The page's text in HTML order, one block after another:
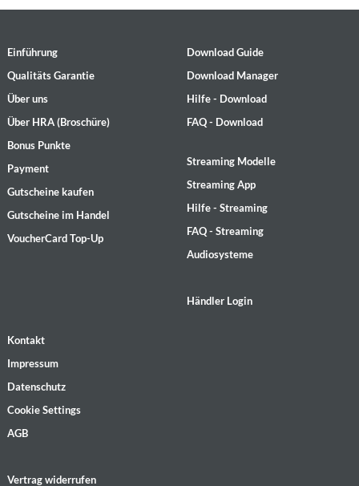
Einführung
Qualitäts Garantie
Über uns
Über HRA (Broschüre)
Bonus Punkte
Payment
Gutscheine kaufen
Gutscheine im Handel
VoucherCard Top-Up
Download Guide
Download Manager
Hilfe - Download
FAQ - Download
Streaming Modelle
Streaming App
Hilfe - Streaming
FAQ - Streaming
Audiosysteme
Händler Login
Kontakt
Impressum
Datenschutz
Cookie Settings
AGB
Vertrag widerrufen